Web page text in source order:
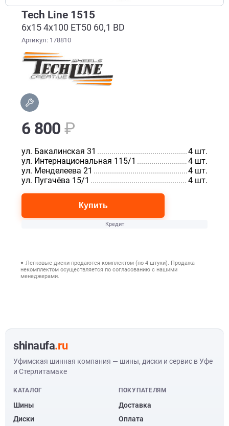
Tech Line 1515
6x15 4x100 ET50 60,1 BD
Артикул: 178810
6 800₽
ул. Бакалинская 31
4 шт.
ул. Интернациональная 115/1
4 шт.
ул. Менделеева 21 .................................................................
4 шт.
ул. Пугачёва 15/1 .................................................................
4 шт.
Купить
Кредит
Легковые диски продаются комплектом (по 4 штуки). Продажа
некомплектом осуществляется по согласованию с нашими
менеджерами.
shinaufa.ru
Уфимская шинная компания — шины, диски и сервис в Уфе
и Стерлитамаке
КАТАЛОГ
Шины
Диски
ПОКУПАТЕЛЯМ
Доставка
Оплата